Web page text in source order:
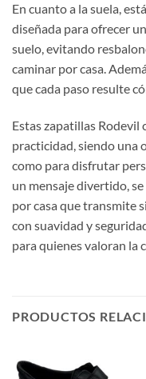
En cuanto a la suela,
diseñada para ofrecer
suelo, evitando
caminar por casa.
que cada paso resulte
Estas zapatillas
practicidad, siendo una
como para disfrutar
un mensaje divertido,
por casa que transmite
con suavidad y
para quienes valoran la
PRODUCTOS